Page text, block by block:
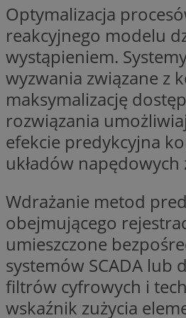
Optymalizacja
reakcyjnego modelu
wystąpieniem.
wyzwania związane z
maksymalizację
rozwiązania
efekcie predykcyjna
układów
Wdrażanie metod
obejmującego
umieszczone
systemów SCADA
filtrów cyfrowych i
wskaźnik zużycia